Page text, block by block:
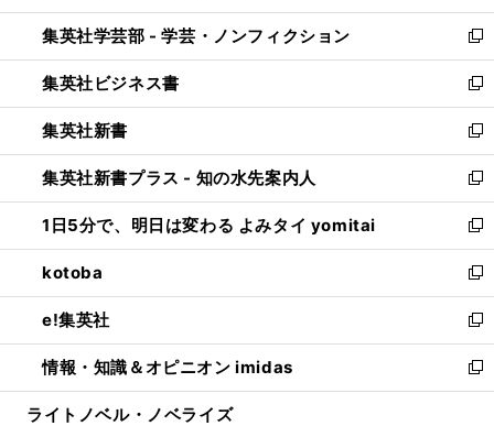
開
く
ウ
で
開
く
ン
ド
ウ
で
開
く
ウ
ィ
ン
ド
ウ
で
開
く
集英社学芸部 - 学芸・ノンフィクション
新
し
い
ウ
ィ
ン
ド
ウ
で
開
く
集英社ビジネス書
新
し
い
ウ
ィ
ン
ド
ウ
で
開
く
集英社新書
新
し
い
ウ
ィ
ン
ド
ウ
で
開
く
集英社新書プラス - 知の水先案内人
新
し
い
ウ
ィ
ン
ド
ウ
で
開
1日5分で、明日は変わる よみタイ yomitai
新
し
い
ウ
ィ
ン
ド
ウ
kotoba
新
し
い
ウ
ィ
ン
e!集英社
新
し
い
ウ
情報・知識＆オピニオン imidas
新
し
ライトノベル・ノベライズ